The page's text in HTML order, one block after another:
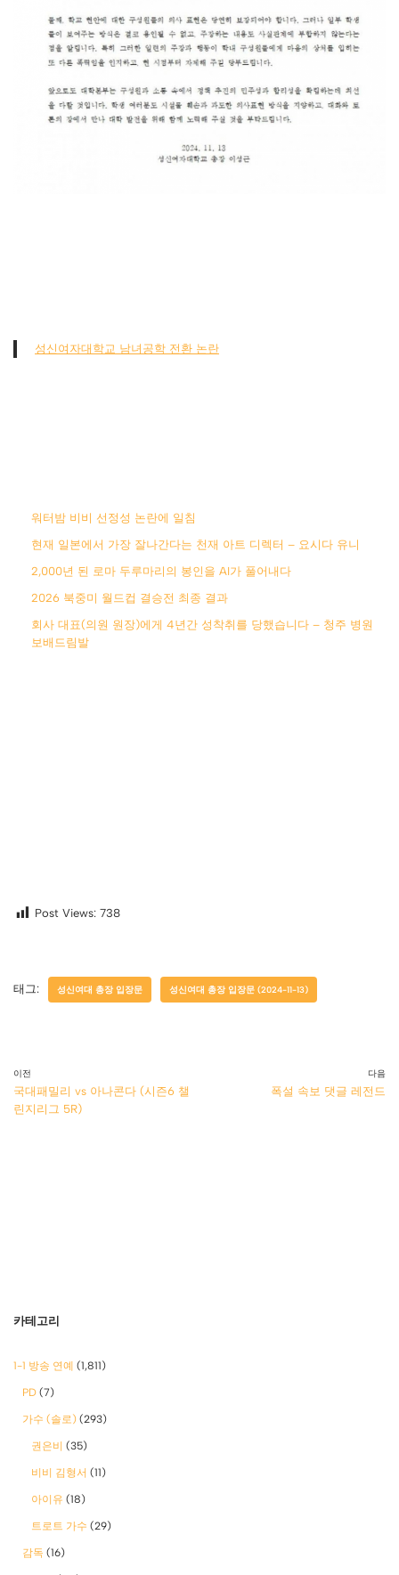
성신여자대학교 남녀공학 전환 논란
워터밤 비비 선정성 논란에 일침
현재 일본에서 가장 잘나간다는 천재 아트 디렉터 – 요시다 유니
2,000년 된 로마 두루마리의 봉인을 AI가 풀어내다
2026 북중미 월드컵 결승전 최종 결과
회사 대표(의원 원장)에게 4년간 성착취를 당했습니다 – 청주 병원
보배드림발
Post Views: 738
태그: 성신여대 총장 입장문 성신여대 총장 입장문 (2024-11-13)
이전
국대패밀리 vs 아나콘다 (시즌6 챌
린지리그 5R)
다음
폭설 속보 댓글 레전드
카테고리
1-1 방송 연예 (1,811)
PD (7)
가수 (솔로) (293)
권은비 (35)
비비 김형서 (11)
아이유 (18)
트로트 가수 (29)
감독 (16)